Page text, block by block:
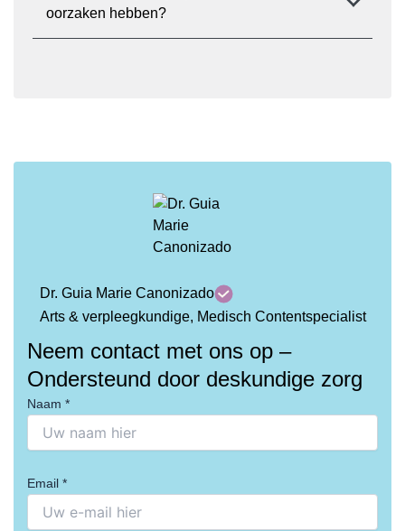
oorzaken hebben?
Dr. Guia Marie Canonizado
Arts & verpleegkundige, Medisch Contentspecialist
Neem contact met ons op –
Ondersteund door deskundige zorg
Naam *
Email *